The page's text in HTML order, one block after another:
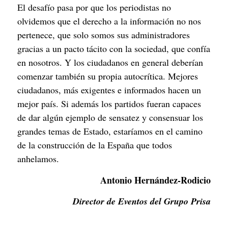
El desafío pasa por que los periodistas no
olvidemos que el derecho a la información no nos
pertenece, que solo somos sus administradores
gracias a un pacto tácito con la sociedad, que confía
en nosotros. Y los ciudadanos en general deberían
comenzar también su propia autocrítica. Mejores
ciudadanos, más exigentes e informados hacen un
mejor país. Si además los partidos fueran capaces
de dar algún ejemplo de sensatez y consensuar los
grandes temas de Estado, estaríamos en el camino
de la construcción de la España que todos
anhelamos.
Antonio Hernández-Rodicio
Director de Eventos del Grupo Prisa